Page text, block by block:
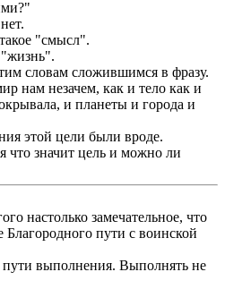
"смысл".
"жизнь".
словам сложившимся в фразу.
нам незачем, как и тело как и
и планеты и города и
этой цели были вроде.
что значит цель и можно ли
настолько замечательное, что
Благородного пути с воинской
пути выполнения. Выполнять не